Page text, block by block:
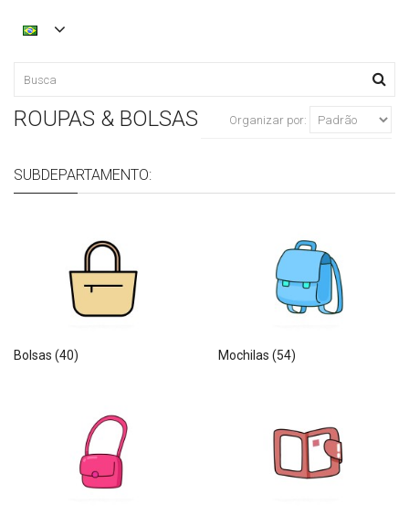
ROUPAS & BOLSAS Organizar por:
SUBDEPARTAMENTO:
Bolsas (40) Mochilas (54)